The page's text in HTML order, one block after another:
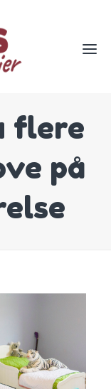
flere
på